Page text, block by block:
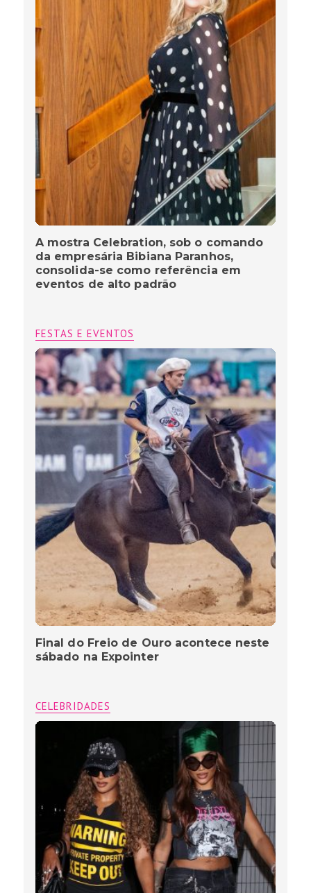
A mostra Celebration, sob o comando
da empresária Bibiana Paranhos,
consolida-se como referência em
eventos de alto padrão
FESTAS E EVENTOS
Final do Freio de Ouro acontece neste
sábado na Expointer
CELEBRIDADES